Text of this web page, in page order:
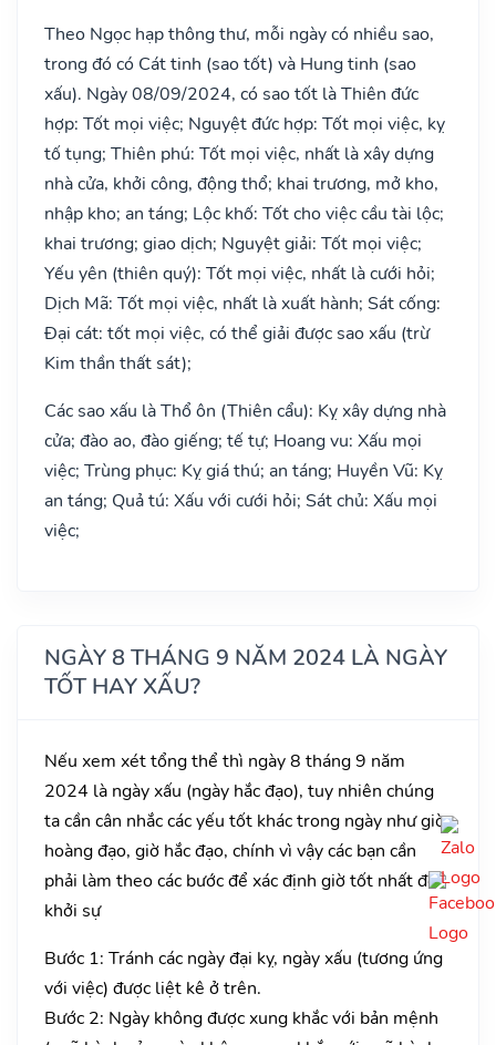
Theo Ngọc hạp thông thư, mỗi ngày có nhiều sao,
trong đó có Cát tinh (sao tốt) và Hung tinh (sao
xấu). Ngày 08/09/2024, có sao tốt là Thiên đức
hợp: Tốt mọi việc; Nguyệt đức hợp: Tốt mọi việc, kỵ
tố tụng; Thiên phú: Tốt mọi việc, nhất là xây dựng
nhà cửa, khởi công, động thổ; khai trương, mở kho,
nhập kho; an táng; Lộc khố: Tốt cho việc cầu tài lộc;
khai trương; giao dịch; Nguyệt giải: Tốt mọi việc;
Yếu yên (thiên quý): Tốt mọi việc, nhất là cưới hỏi;
Dịch Mã: Tốt mọi việc, nhất là xuất hành; Sát cống:
Đại cát: tốt mọi việc, có thể giải được sao xấu (trừ
Kim thần thất sát);
Các sao xấu là Thổ ôn (Thiên cẩu): Kỵ xây dựng nhà
cửa; đào ao, đào giếng; tế tự; Hoang vu: Xấu mọi
việc; Trùng phục: Kỵ giá thú; an táng; Huyền Vũ: Kỵ
an táng; Quả tú: Xấu với cưới hỏi; Sát chủ: Xấu mọi
việc;
NGÀY 8 THÁNG 9 NĂM 2024 LÀ NGÀY
TỐT HAY XẤU?
Nếu xem xét tổng thể thì ngày 8 tháng 9 năm
2024 là ngày xấu (ngày hắc đạo), tuy nhiên chúng
ta cần cân nhắc các yếu tốt khác trong ngày như giờ
hoàng đạo, giờ hắc đạo, chính vì vậy các bạn cần
phải làm theo các bước để xác định giờ tốt nhất để
khởi sự
Bước 1: Tránh các ngày đại kỵ, ngày xấu (tương ứng
với việc) được liệt kê ở trên.
Bước 2: Ngày không được xung khắc với bản mệnh